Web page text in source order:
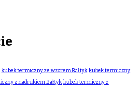
kubek termiczny ze wzorem Bałtyk kubek termiczny
z nadrukiem Bałtyk kubek termiczny z